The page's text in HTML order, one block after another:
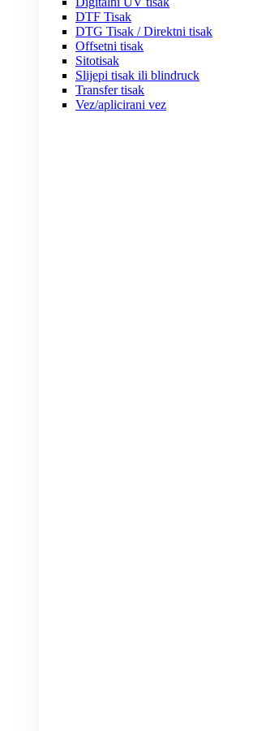
DTF Tisak
DTG Tisak / Direktni tisak
Offsetni tisak
Sitotisak
Slijepi tisak ili blindruck
Transfer tisak
Vez/aplicirani vez